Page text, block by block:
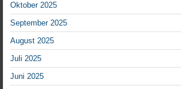
Oktober 2025
September 2025
August 2025
Juli 2025
Juni 2025